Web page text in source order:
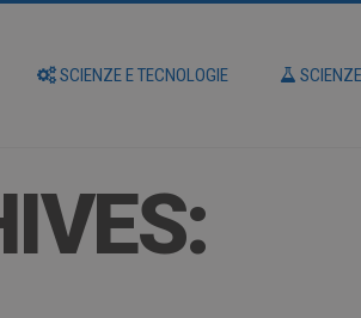
SCIENZE E TECNOLOGIE